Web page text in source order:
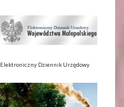
Elektroniczny Dziennik Urzędowy